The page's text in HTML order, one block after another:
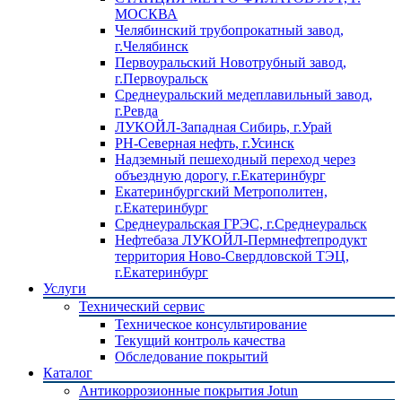
МОСКВА
Челябинский трубопрокатный завод,
г.Челябинск
Первоуральский Новотрубный завод,
г.Первоуральск
Среднеуральский медеплавильный завод,
г.Ревда
ЛУКОЙЛ-Западная Сибирь, г.Урай
РН-Северная нефть, г.Усинск
Надземный пешеходный переход через
объездную дорогу, г.Екатеринбург
Екатеринбургский Метрополитен,
г.Екатеринбург
Среднеуральская ГРЭС, г.Среднеуральск
Нефтебаза ЛУКОЙЛ-Пермнефтепродукт
территория Ново-Свердловской ТЭЦ,
г.Екатеринбург
Услуги
Технический сервис
Техническое консультирование
Текущий контроль качества
Обследование покрытий
Каталог
Антикоррозионные покрытия Jotun